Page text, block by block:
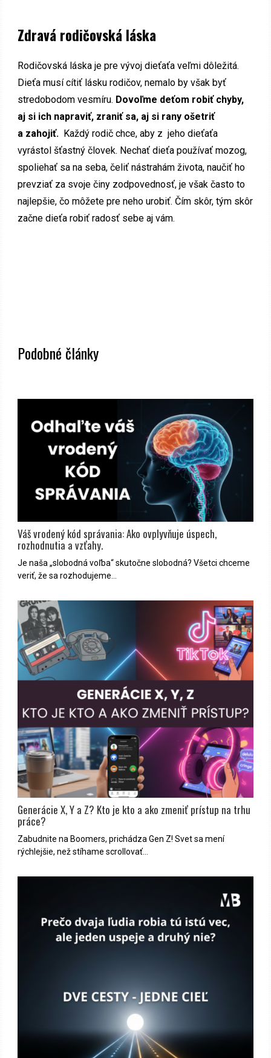
Zdravá rodičovská láska
Rodičovská láska je pre vývoj dieťaťa veľmi dôležitá.
Dieťa musí cítiť lásku rodičov, nemalo by však byť
stredobodom vesmíru. Dovoľme deťom robiť chyby,
aj si ich napraviť, zraniť sa, aj si rany ošetriť
a zahojiť. Každý rodič chce, aby z jeho dieťaťa
vyrástol šťastný človek. Nechať dieťa používať mozog,
spoliehať sa na seba, čeliť nástrahám života, naučiť ho
prevziať za svoje činy zodpovednosť, je však často to
najlepšie, čo môžete pre neho urobiť. Čím skôr, tým skôr
začne dieťa robiť radosť sebe aj vám.
Podobné články
Váš vrodený kód správania: Ako ovplyvňuje úspech,
rozhodnutia a vzťahy.
Je naša „slobodná voľba“ skutočne slobodná? Všetci chceme
veriť, že sa rozhodujeme…
Generácie X, Y a Z? Kto je kto a ako zmeniť prístup na trhu
práce?
Zabudnite na Boomers, prichádza Gen Z! Svet sa mení
rýchlejšie, než stíhame scrollovať…